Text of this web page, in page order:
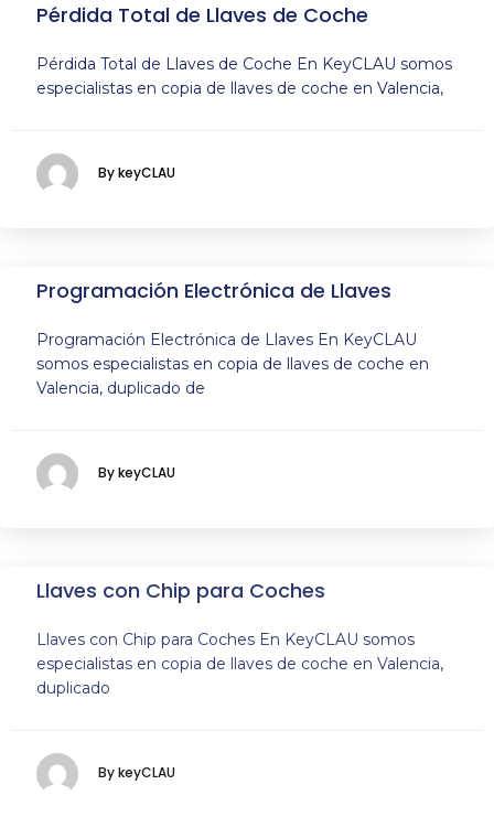
Pérdida Total de Llaves de Coche
Pérdida Total de Llaves de Coche En KeyCLAU somos
especialistas en copia de llaves de coche en Valencia,
By keyCLAU
Programación Electrónica de Llaves
Programación Electrónica de Llaves En KeyCLAU
somos especialistas en copia de llaves de coche en
Valencia, duplicado de
By keyCLAU
Llaves con Chip para Coches
Llaves con Chip para Coches En KeyCLAU somos
especialistas en copia de llaves de coche en Valencia,
duplicado
By keyCLAU